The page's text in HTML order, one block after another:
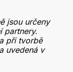
jsou určeny
partnery.
při tvorbě
uvedená v